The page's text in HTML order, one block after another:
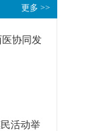
更多 >>
协同发
活动举